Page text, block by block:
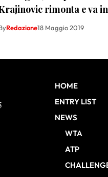
rimonta e va
Redazione18 Maggio 2019
HOME
ENTRY LIST
NEWS
WTA
ATP